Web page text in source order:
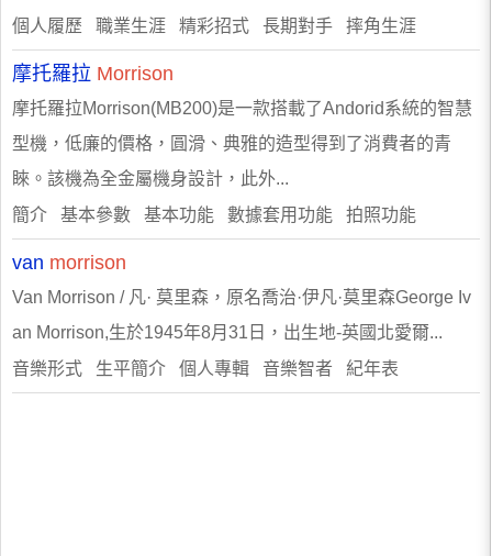
個人履歷 職業生涯 精彩招式 長期對手 摔角生涯
摩托羅拉 Morrison
摩托羅拉Morrison(MB200)是一款搭載了Andorid系統的智慧
型機，低廉的價格，圓滑、典雅的造型得到了消費者的青
睞。該機為全金屬機身設計，此外...
簡介 基本參數 基本功能 數據套用功能 拍照功能
van morrison
Van Morrison / 凡· 莫里森，原名喬治·伊凡·莫里森George Iv
an Morrison,生於1945年8月31日，出生地-英國北愛爾...
音樂形式 生平簡介 個人專輯 音樂智者 紀年表